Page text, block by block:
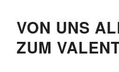
VON UNS
ZUM